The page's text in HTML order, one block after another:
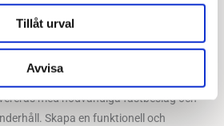
Tillåt urval
Avvisa
har specifika önskemål om design
inte attkontakta ossför
med nödvändiga fästbeslag och
Skapa en funktionell och